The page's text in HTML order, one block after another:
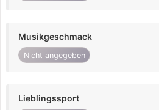
Musikgeschmack
Nicht angegeben
Lieblingssport